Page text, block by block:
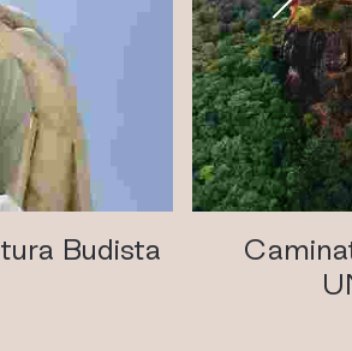
Budista